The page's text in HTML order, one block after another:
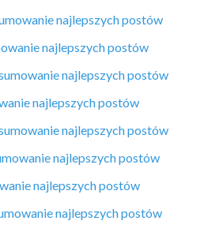
najlepszych postów
najlepszych postów
najlepszych postów
najlepszych postów
najlepszych postów
najlepszych postów
najlepszych postów
najlepszych postów